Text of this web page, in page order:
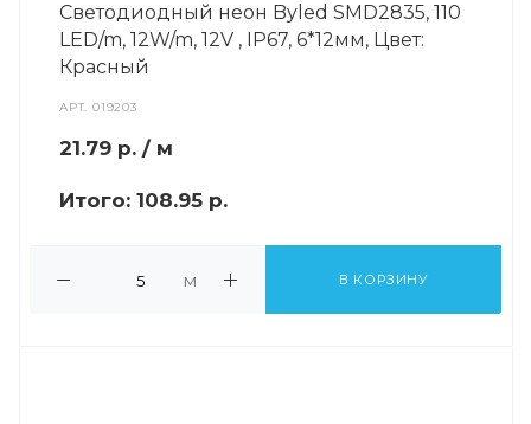
Светодиодный неон Byled SMD2835, 110
LED/m, 12W/m, 12V , IP67, 6*12мм, Цвет:
Красный
АРТ.019203
21.79 р. / м
Итого: 108.95 р.
м В КОРЗИНУ